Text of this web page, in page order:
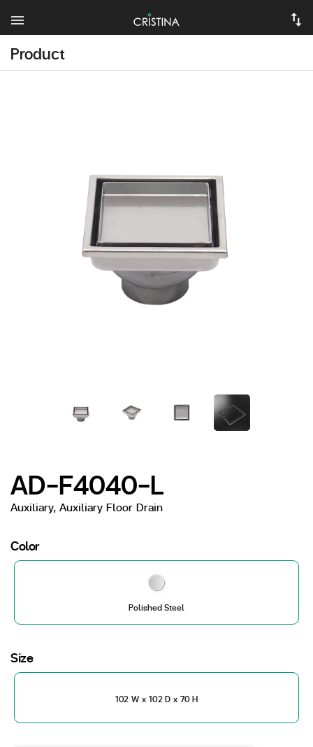
Product
AD-F4040-L
Auxiliary, Auxiliary Floor Drain
Color
Polished Steel
Size
102 W x 102 D x 70 H